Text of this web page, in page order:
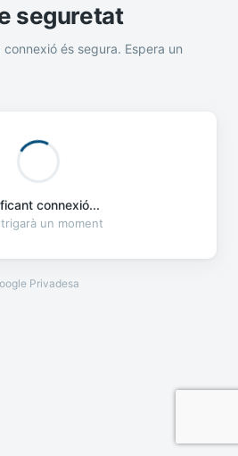
seguretat
és segura. Espera un
connexió...
un moment
Privadesa